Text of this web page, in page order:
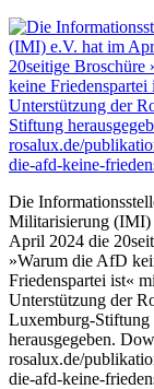
Die
Militarisierung (IMI)
April 2024 die
»Warum die AfD
Friedenspartei ist«
Unterstützung der
Luxemburg-Stiftung
herausgegeben.
rosalux.de/
die-afd-keine-